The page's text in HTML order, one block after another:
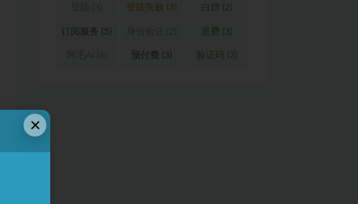
登陆失败 (3) 白嫖 (2)
订阅服务 (5) 退费 (3)
预付费 (3) 验证码 (2)
×